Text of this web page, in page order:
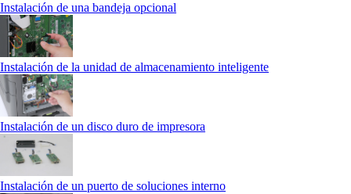
Instalación de una bandeja opcional
Instalación de la unidad de almacenamiento inteligente
Instalación de un disco duro de impresora
Instalación de un puerto de soluciones interno